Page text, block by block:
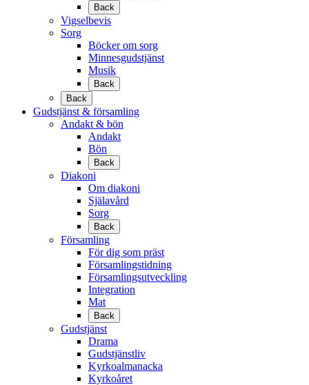
Back
Vigselbevis
Sorg
Böcker om sorg
Minnesgudstjänst
Musik
Back
Back
Gudstjänst & församling
Andakt & bön
Andakt
Bön
Back
Diakoni
Om diakoni
Själavård
Sorg
Back
Församling
För dig som präst
Församlingstidning
Församlingsutveckling
Integration
Mat
Back
Gudstjänst
Drama
Gudstjänstliv
Kyrkoalmanacka
Kyrkoåret